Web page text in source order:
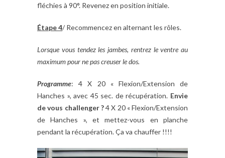
fléchies à 90°. Revenez en position initiale.
Étape 4/ Recommencez en alternant les rôles.
Lorsque vous tendez les jambes, rentrez le ventre au
maximum pour ne pas creuser le dos.
Programme: 4 X 20 « Flexion/Extension de
Hanches », avec 45 sec. de récupération. Envie
de vous challenger ?4 X 20 « Flexion/Extension
de Hanches », et mettez-vous en planche
pendant la récupération. Ça va chauffer !!!!